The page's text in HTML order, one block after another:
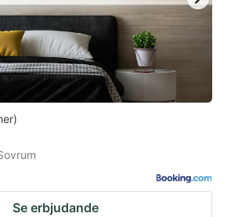
)
Se erbjudande